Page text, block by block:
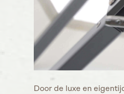
Door de luxe en